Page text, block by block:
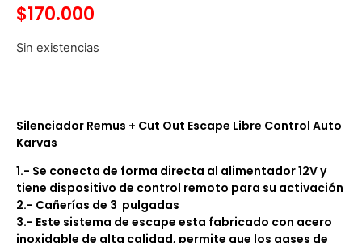
$170.000
Sin existencias
Silenciador Remus + Cut Out Escape Libre Control Auto
Karvas
1.- Se conecta de forma directa al alimentador 12V y
tiene dispositivo de control remoto para su activación
2.- Cañerías de 3 pulgadas
3.- Este sistema de escape esta fabricado con acero
inoxidable de alta calidad, permite que los gases de